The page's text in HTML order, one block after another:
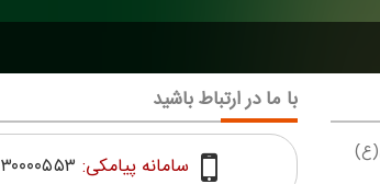
با ما در ارتباط باشید
سامانه پیامکی: ۳۰۰۰۰۵۵۳